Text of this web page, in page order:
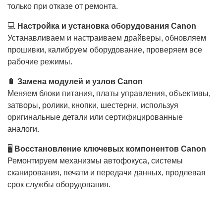
только при отказе от ремонта.
💻 Настройка и установка оборудования Canon
Устанавливаем и настраиваем драйверы, обновляем
прошивки, калибруем оборудование, проверяем все
рабочие режимы.
🔋 Замена модулей и узлов Canon
Меняем блоки питания, платы управления, объективы,
затворы, ролики, кнопки, шестерни, используя
оригинальные детали или сертифицированные
аналоги.
🖥️ Восстановление ключевых компонентов Canon
Ремонтируем механизмы автофокуса, системы
сканирования, печати и передачи данных, продлевая
срок службы оборудования.